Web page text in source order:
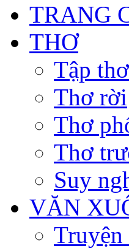
TRANG
THƠ
Tập thơ
Thơ rời
Thơ
Thơ
Suy
VĂN
Truyện